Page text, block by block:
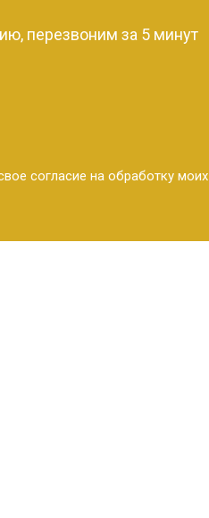
перезвоним за 5 минут
согласие на обработку моих